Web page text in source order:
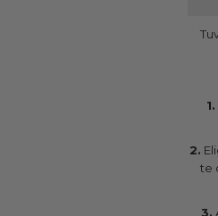
1.
2.
te
3.